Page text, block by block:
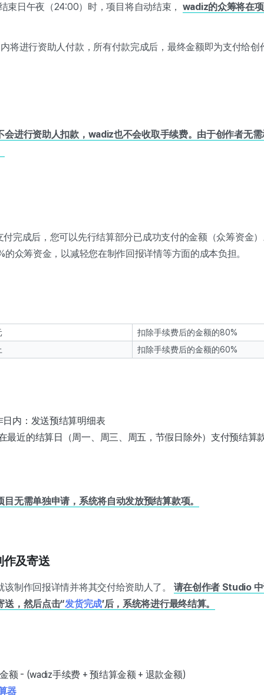
束日午夜（24:00）时，项目将自动结束， wadiz的众筹将在
将进行资助人付款，所有付款完成后，最终金额即为支付给创
会进行资助人扣款，wadiz也不会收取手续费。由于创作者无
付完成后，您可以先行结算部分已成功支付的金额（众筹资金
众筹资金，以减轻您在制作回报详情等方面的成本负担。
扣除手续费后的金额的80%
扣除手续费后的金额的60%
内：发送预结算明细表
最近的结算日（周一、周三、周五，节假日除外）支付预结算
无需单独申请，系统将自动发放预结算款项。
作及寄送
制作回报详情并将其交付给资助人了。 请在创作者 Studio
送，然后点击“发货完成’后，系统将进行最终结算。
额 - (wadiz手续费 + 预结算金额 + 退款金额)
器